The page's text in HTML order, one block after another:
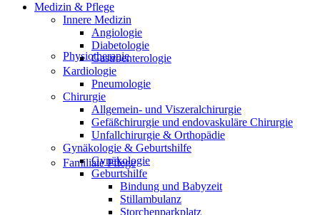
Physiotherapie
Familiale Pflege
Medizin & Pflege
Innere Medizin
Angiologie
Diabetologie
Gastroenterologie
Kardiologie
Pneumologie
Chirurgie
Allgemein- und Viszeralchirurgie
Gefäßchirurgie und endovaskuläre Chirurgie
Unfallchirurgie & Orthopädie
Gynäkologie & Geburtshilfe
Gynäkologie
Geburtshilfe
Bindung und Babyzeit
Stillambulanz
Storchenparkplatz